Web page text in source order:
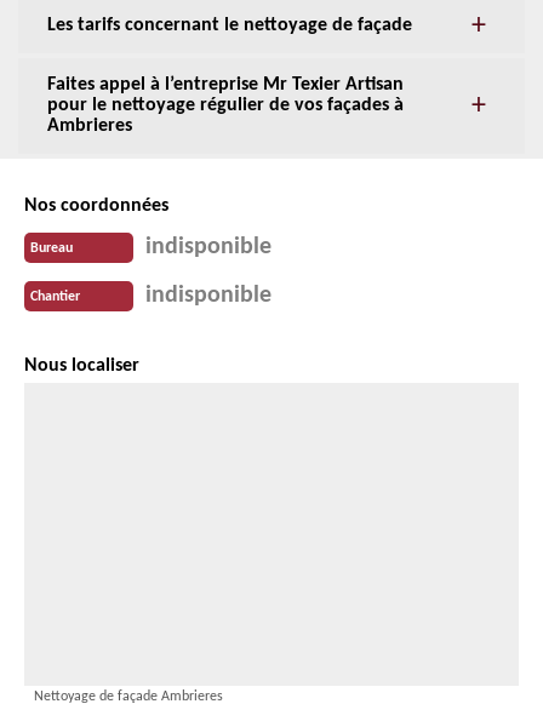
Les tarifs concernant le nettoyage de façade
Faites appel à l’entreprise Mr Texier Artisan
pour le nettoyage régulier de vos façades à
Ambrieres
Nos coordonnées
Bureau indisponible
Chantier indisponible
Nous localiser
Nettoyage de façade Ambrieres